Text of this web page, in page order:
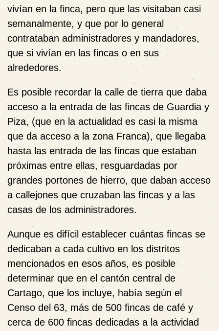
vivían en la finca, pero que las visitaban casi
semanalmente, y que por lo general
contrataban administradores y mandadores,
que si vivían en las fincas o en sus
alrededores.
Es posible recordar la calle de tierra que daba
acceso a la entrada de las fincas de Guardia y
Piza, (que en la actualidad es casi la misma
que da acceso a la zona Franca), que llegaba
hasta las entrada de las fincas que estaban
próximas entre ellas, resguardadas por
grandes portones de hierro, que daban acceso
a callejones que cruzaban las fincas y a las
casas de los administradores.
Aunque es difícil establecer cuántas fincas se
dedicaban a cada cultivo en los distritos
mencionados en esos años, es posible
determinar que en el cantón central de
Cartago, que los incluye, había según el
Censo del 63, más de 500 fincas de café y
cerca de 600 fincas dedicadas a la actividad